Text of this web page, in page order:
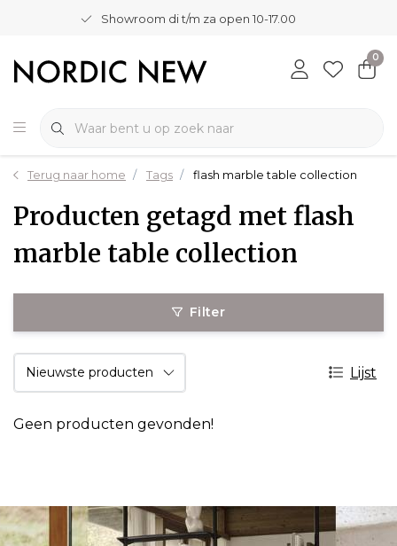
Showroom di t/m za open 10-17.00
0
Terug naar home Tags flash marble table collection
Producten getagd met flash
marble table collection
Filter
Lijst
Geen producten gevonden!